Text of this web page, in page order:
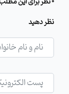
نظر دهید